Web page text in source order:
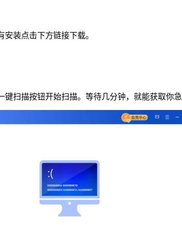
安装点击下方链接下载。
扫描按钮开始扫描。等待几分钟，就能获取你急